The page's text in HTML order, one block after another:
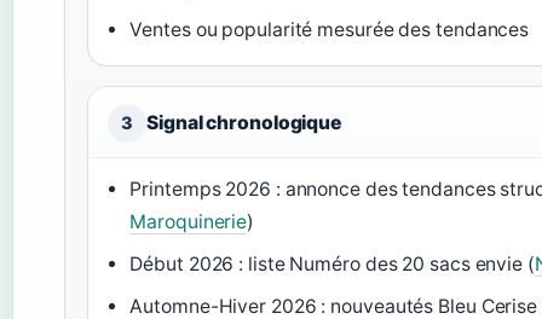
Ventes ou popularité mesurée des tendances
3 Signal chronologique
Printemps 2026 : annonce des tendances
Maroquinerie)
Début 2026 : liste Numéro des 20 sacs envie (
Automne-Hiver 2026 : nouveautés Bleu Cerise